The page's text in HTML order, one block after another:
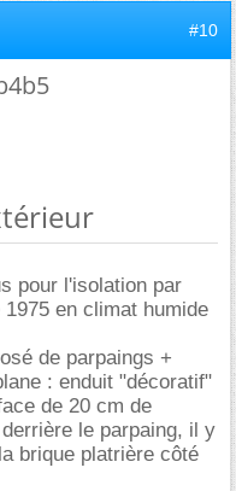
#10
pour l'isolation par
en climat humide
de parpaings +
: enduit "décoratif"
de 20 cm de
le parpaing, il y
brique platrière côté